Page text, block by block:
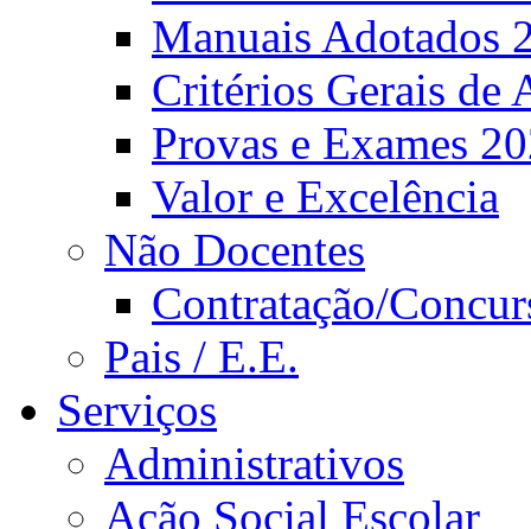
Manuais Adotados
Critérios Gerais de
Provas e Exames
Valor e Excelência
Não Docentes
Contratação/
Pais / E.E.
Serviços
Administrativos
Ação Social Escolar